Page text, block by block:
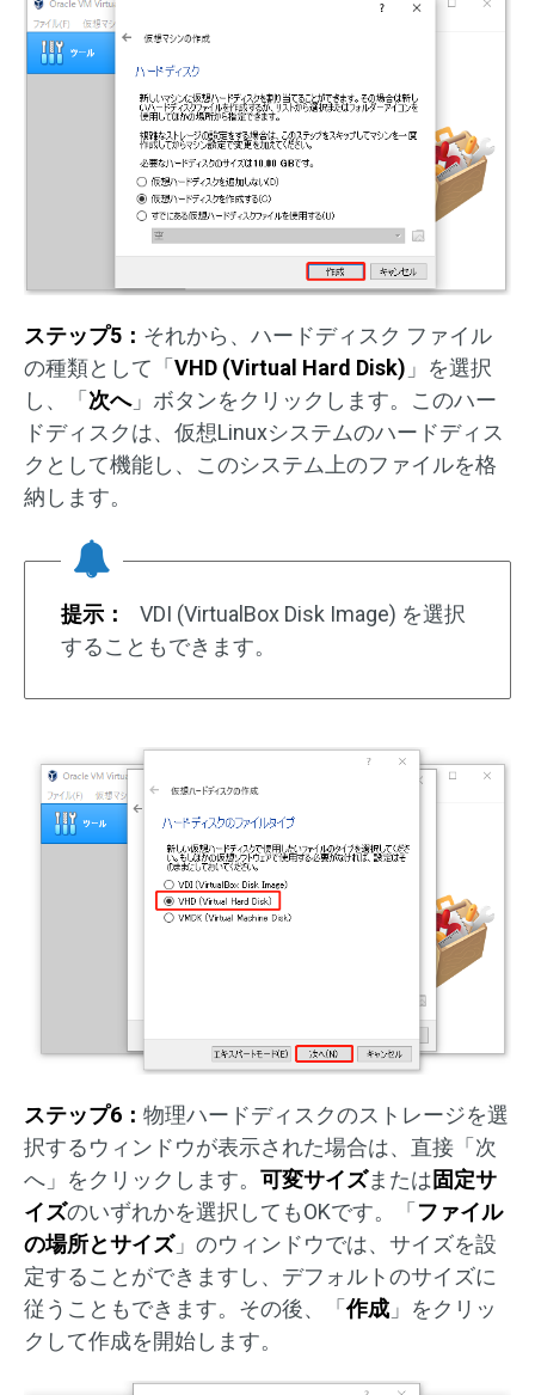
ステップ5： それから、ハードディスク ファイル
の種類として「 VHD (Virtual Hard Disk) 」を選択
し、「 次へ」ボタンをクリックします。このハー
ドディスクは、仮想Linuxシステムのハードディス
クとして機能し、このシステム上のファイルを格
納します。
提示：
VDI (VirtualBox Disk Image) を選択
することもできます。
ステップ6： 物理ハードディスクのストレージを選
択するウィンドウが表示された場合は、直接「次
へ」をクリックします。 可変サイズまたは固定サ
イズのいずれかを選択してもOKです。「 ファイル
の場所とサイズ」のウィンドウでは、サイズを設
定することができますし、デフォルトのサイズに
従うこともできます。その後、「作成 」をクリッ
クして作成を開始します。